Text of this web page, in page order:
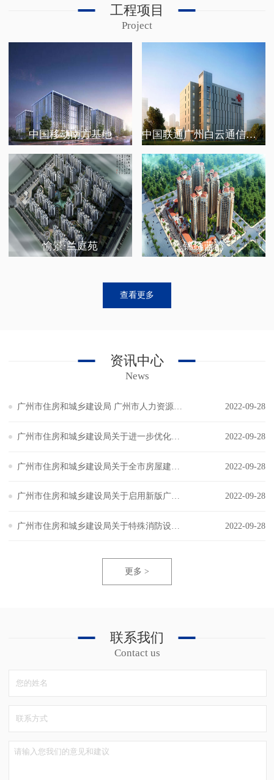
工程项目
Project
中国移动南方基地 中国联通广州白云通信机楼
愉景·兰庭苑 锦绣蓝湾
查看更多
资讯中心
News
广州市住房和城乡建设局 广州市人力资源和社会保障局关于广州市建设领域管理应用信息平台预警警示功能（3.0版）上线试运行等工作的通知 2022-09-28
2022-09-28
2022-09-28
广州市住房和城乡建设局关于启用新版广州市建设工程招投标监督管理综合平台的通知 2022-09-28
2022-09-28
更多 >
联系我们
Contact us